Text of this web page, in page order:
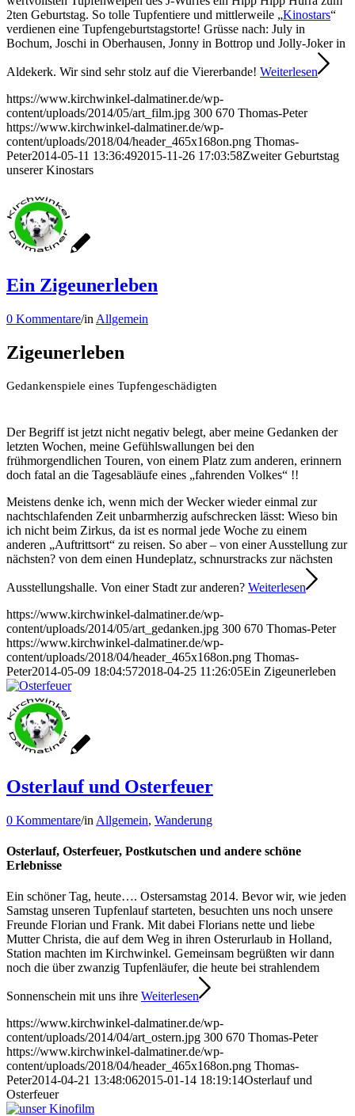
2ten Geburtstag. So tolle Tupfentiere und mittlerweile „Kinostars“
verdienen eine Tupfengeburtstagstorte! Grüsse nach: July in
Bochum, Joschi in Oberhausen, Jonny in Bottrop und Jolly-Joker in
Aldekerk. Wir sind sehr stolz auf die Viererbande! Weiterlesen
https://www.kirchwinkel-dalmatiner.de/wp-
content/uploads/2014/05/art_film.jpg 300 670 Thomas-Peter
https://www.kirchwinkel-dalmatiner.de/wp-
content/uploads/2018/04/header_465x168on.png Thomas-
Peter2014-05-11 13:36:492015-11-26 17:03:58Zweiter Geburtstag
unserer Kinostars
Ein Zigeunerleben
0 Kommentare/in Allgemein
Zigeunerleben
Gedankenspiele eines Tupfengeschädigten
Der Begriff ist jetzt nicht negativ belegt, aber meine Gedanken der
letzten Wochen, meine Gefühlswallungen bei den
frühmorgendlichen Touren, von einem Platz zum anderen, erinnern
doch fatal an die Tagesabläufe eines „fahrenden Volkes“ !!
Meistens denke ich, wenn mich der Wecker wieder einmal zur
nachtschlafenden Zeit unbarmherzig aufschrecken lässt: Wieso bin
ich nicht beim Zirkus, da ist es normal jede Woche zu einem
anderen „Auftrittsort“ zu reisen. So aber – von einer Ausstellung zur
nächsten? von dem einen Hundeplatz, schnurstracks zur nächsten
Ausstellungshalle. Von einer Stadt zur anderen? Weiterlesen
https://www.kirchwinkel-dalmatiner.de/wp-
content/uploads/2014/05/art_gedanken.jpg 300 670 Thomas-Peter
https://www.kirchwinkel-dalmatiner.de/wp-
content/uploads/2018/04/header_465x168on.png Thomas-
Peter2014-05-09 18:04:572018-04-25 11:26:05Ein Zigeunerleben
Osterlauf und Osterfeuer
0 Kommentare/in Allgemein, Wanderung
Osterlauf, Osterfeuer, Postkutschen und andere schöne
Erlebnisse
Ein schöner Tag, heute…. Ostersamstag 2014. Bevor wir, wie jeden
Samstag unseren Tupfenlauf starteten, besuchten uns noch unsere
Freunde Florian und Frank. Mit dabei Florians nette und liebe
Mutter Christa, die auf dem Weg in ihren Osterurlaub in Holland,
Station machten im Kirchwinkel. Gemeinsam begrüßten wir dann
noch die über zwanzig Tupfenläufer, die heute bei strahlendem
Sonnenschein mit uns ihre Weiterlesen
https://www.kirchwinkel-dalmatiner.de/wp-
content/uploads/2014/04/art_ostern.jpg 300 670 Thomas-Peter
https://www.kirchwinkel-dalmatiner.de/wp-
content/uploads/2018/04/header_465x168on.png Thomas-
Peter2014-04-21 13:48:062015-01-14 18:19:14Osterlauf und
Osterfeuer